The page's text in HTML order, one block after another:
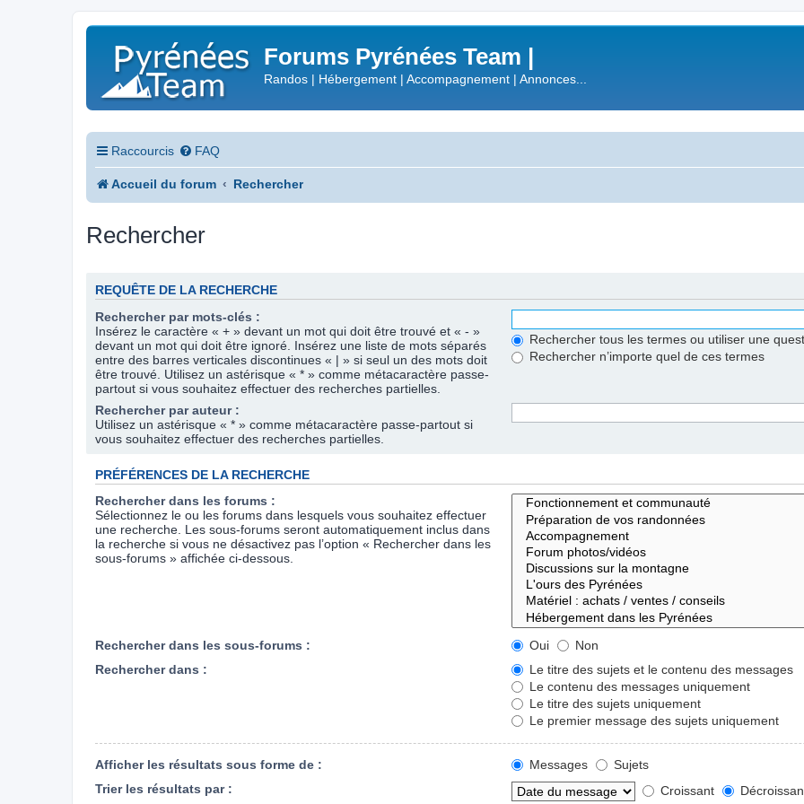
Forums Pyrénées Team |
Randos | Hébergement | Accompagnement | Annonces...
Raccourcis FAQ
Accueil du forum Rechercher
Rechercher
REQUÊTE DE LA RECHERCHE
Rechercher par mots-clés :
Insérez le caractère « + » devant un mot qui doit être trouvé et « - »
devant un mot qui doit être ignoré. Insérez une liste de mots séparés
entre des barres verticales discontinues « | » si seul un des mots doit
être trouvé. Utilisez un astérisque « * » comme métacaractère passe-
partout si vous souhaitez effectuer des recherches partielles.
Rechercher tous les termes ou utiliser une
Rechercher n’importe quel de ces termes
Rechercher par auteur :
Utilisez un astérisque « * » comme métacaractère passe-partout si
vous souhaitez effectuer des recherches partielles.
PRÉFÉRENCES DE LA RECHERCHE
Rechercher dans les forums :
Sélectionnez le ou les forums dans lesquels vous souhaitez effectuer
une recherche. Les sous-forums seront automatiquement inclus dans
la recherche si vous ne désactivez pas l’option « Rechercher dans les
sous-forums » affichée ci-dessous.
Rechercher dans les sous-forums : Oui
Non
Rechercher dans :
Le titre des sujets et le contenu des messages
Le contenu des messages uniquement
Le titre des sujets uniquement
Le premier message des sujets uniquement
Afficher les résultats sous forme de : Messages
Sujets
Trier les résultats par :
Croissant